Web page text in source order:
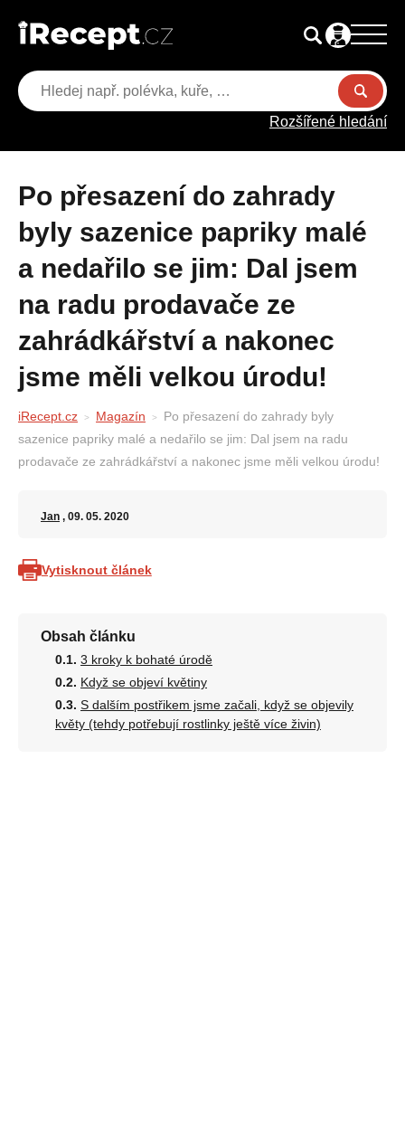
Rozšířené hledání
Po přesazení do zahrady
byly sazenice papriky malé
a nedařilo se jim: Dal jsem
na radu prodavače ze
zahrádkářství a nakonec
jsme měli velkou úrodu!
iRecept.cz Magazín
Po přesazení do zahrady byly
sazenice papriky malé a nedařilo se jim: Dal jsem na radu
prodavače ze zahrádkářství a nakonec jsme měli velkou úrodu!
Jan , 09. 05. 2020
Vytisknout článek
Obsah článku
3 kroky k bohaté úrodě
Když se objeví květiny
S dalším postřikem jsme začali, když se objevily
květy (tehdy potřebují rostlinky ještě více živin)